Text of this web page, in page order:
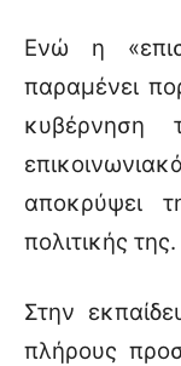
Ενώ η
παραμένει
κυβέρνηση
αποκρύψει
πολιτικής της.
Στην
πλήρους